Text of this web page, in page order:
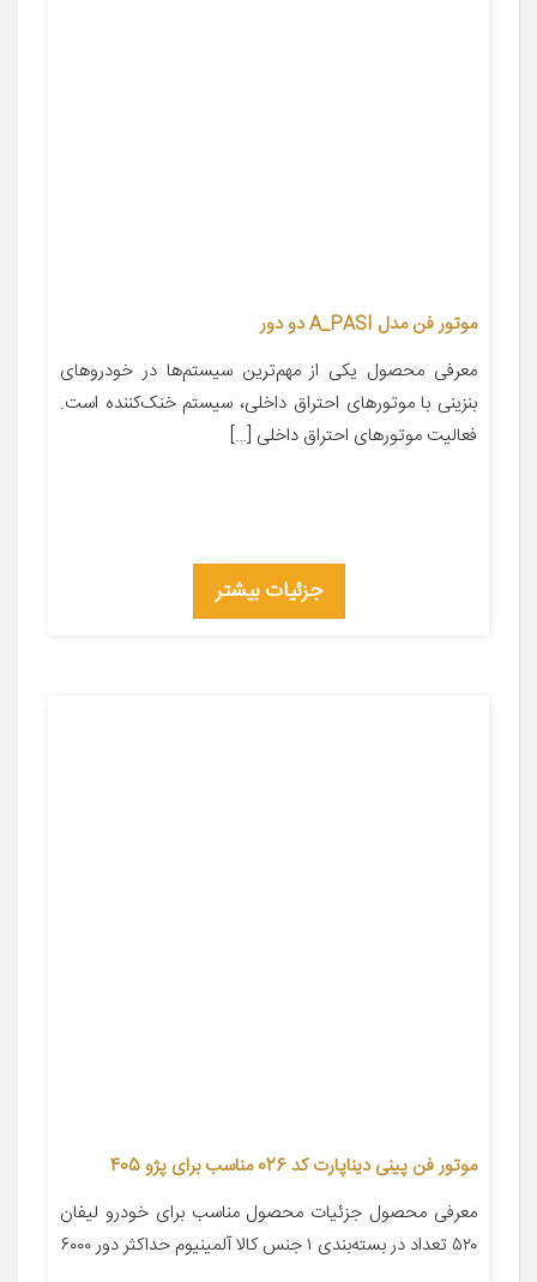
موتور فن مدل A_PASI دو دور
معرفی محصول یکی از مهم‌ترین سیستم‌ها در خودروهای
بنزینی با موتورهای احتراق داخلی، سیستم خنک‌کننده است.
فعالیت موتورهای احتراق داخلی […]
جزئیات بیشتر
موتور فن پینی دیناپارت کد 026 مناسب برای پژو 405
معرفی محصول جزئیات محصول مناسب برای خودرو لیفان
۵۲۰ تعداد در بسته‌بندی ۱ جنس کالا آلمینیوم حداکثر دور ۶۰۰۰